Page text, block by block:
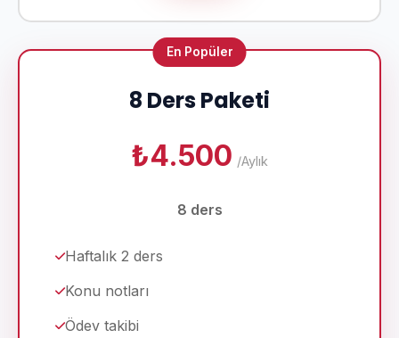
En Popüler
8 Ders Paketi
₺4.500 /Aylık
8 ders
Haftalık 2 ders
Konu notları
Ödev takibi